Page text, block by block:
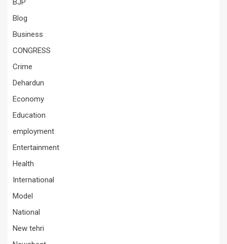
BJP
Blog
Business
CONGRESS
Crime
Dehardun
Economy
Education
employment
Entertainment
Health
International
Model
National
New tehri